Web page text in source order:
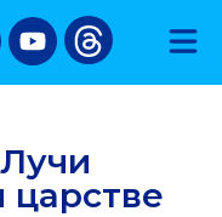
царстве